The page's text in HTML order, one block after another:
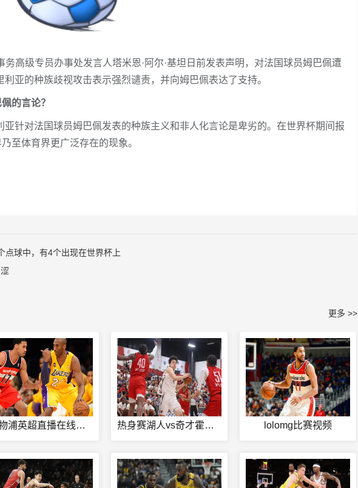
高级专员办事处发言人塔米恩·阿尔·基坦日前发表声明，对法国球员姆巴佩遭
利亚的种族歧视攻击表示强烈谴责，并向姆巴佩表达了支持。
的言论？
亚针对法国球员姆巴佩发表的种族主义和非人化言论是卑劣的。在世界杯期间报
至体育界更广泛存在的现象。
点球中，有4个出现在世界杯上
更多 >>
利物浦英超直播在线观看 热身赛湖人vs奇才霍华德 lolomg比赛视频